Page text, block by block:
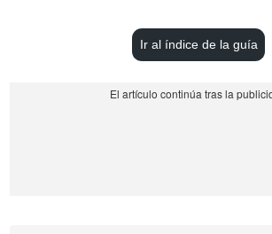
Ir al índice de la guía